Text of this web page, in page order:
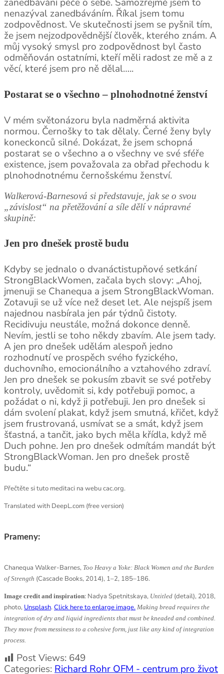
nenazýval zanedbáváním. Říkal jsem tomu
zodpovědnost. Ve skutečnosti jsem se pyšnil tím,
že jsem nejzodpovědnější člověk, kterého znám. A
můj vysoký smysl pro zodpovědnost byl často
odměňován ostatními, kteří měli radost ze mě a z
věcí, které jsem pro ně dělal…..
Postarat se o všechno – plnohodnotné ženství
V mém světonázoru byla nadměrná aktivita
normou. Černošky to tak dělaly. Černé ženy byly
koneckonců silné. Dokázat, že jsem schopná
postarat se o všechno a o všechny ve své sféře
existence, jsem považovala za obřad přechodu k
plnohodnotnému černošskému ženství.
Walkerová-Barnesová si představuje, jak se o svou
„závislost“ na přetěžování a síle dělí v nápravné
skupině:
Jen pro dnešek prostě budu
Kdyby se jednalo o dvanáctistupňové setkání
StrongBlackWomen, začala bych slovy: „Ahoj,
jmenuji se Chanequa a jsem StrongBlackWoman.
Zotavuji se už více než deset let. Ale nejspíš jsem
najednou nasbírala jen pár týdnů čistoty.
Recidivuju neustále, možná dokonce denně.
Nevím, jestli se toho někdy zbavím. Ale jsem tady.
A jen pro dnešek udělám alespoň jedno
rozhodnutí ve prospěch svého fyzického,
duchovního, emocionálního a vztahového zdraví.
Jen pro dnešek se pokusím zbavit se své potřeby
kontroly, uvědomit si, kdy potřebuji pomoc, a
požádat o ni, když ji potřebuji. Jen pro dnešek si
dám svolení plakat, když jsem smutná, křičet, když
jsem frustrovaná, usmívat se a smát, když jsem
šťastná, a tančit, jako bych měla křídla, když mě
Duch pohne. Jen pro dnešek odmítám mandát být
StrongBlackWoman. Jen pro dnešek prostě
budu.“
Přečtěte si tuto meditaci na webu cac.org.
Translated with DeepL.com (free version)
Prameny:
Chanequa Walker-Barnes, Too Heavy a Yoke: Black Women and the Burden
of Strength (Cascade Books, 2014), 1–2, 185–186.
Image credit and inspiration: Nadya Spetnitskaya, Untitled (detail), 2018,
photo, Unsplash. Click here to enlarge image. Making bread requires the
integration of dry and liquid ingredients that must be kneaded and combined.
They move from messiness to a cohesive form, just like any kind of integration
process.
Post Views: 649
Categories: Richard Rohr OFM - centrum pro život